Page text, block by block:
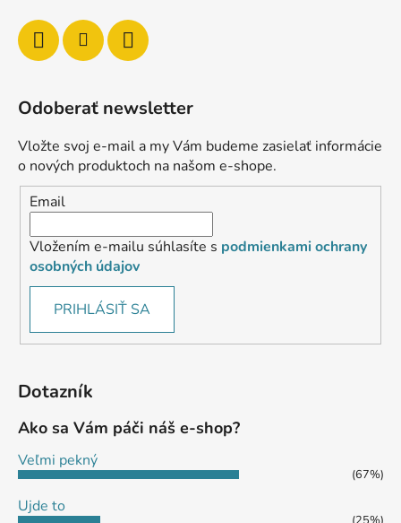
Odoberať newsletter
Vložte svoj e-mail a my Vám budeme zasielať informácie
o nových produktoch na našom e-shope.
Email
Vložením e-mailu súhlasíte s podmienkami ochrany
osobných údajov
PRIHLÁSIŤ SA
Dotazník
Ako sa Vám páči náš e-shop?
Veľmi pekný
(67%)
Ujde to